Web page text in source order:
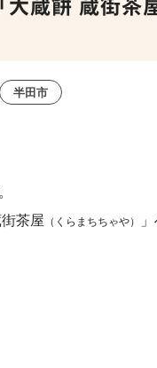
半田市
街茶屋 （くらまちちゃや）